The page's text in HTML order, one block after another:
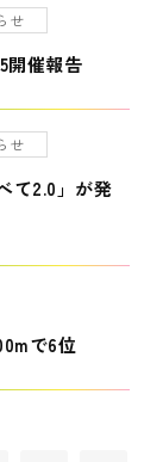
せ
開催報告
せ
て2.0」が発
で6位